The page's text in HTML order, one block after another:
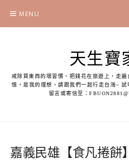
content
MENU
天生寶
戒除買東西的壞習慣，把錢花在旅遊上，走
憶，是我的理想，請跟我們一起行走台灣~
留言或寄信至：
嘉義民雄【食凡捲餅